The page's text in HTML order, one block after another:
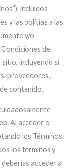
incluídos
y las polítias a las
y/o
de
sitio, incluyendo si
proveedores,
contenido.
Al acceder o
los Términos
los términos y
acceder a